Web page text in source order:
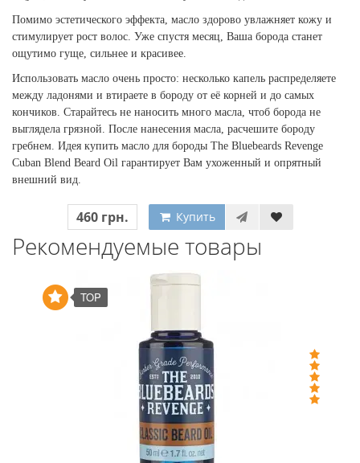
Помимо эстетического эффекта, масло здорово увлажняет кожу и
стимулирует рост волос. Уже спустя месяц, Ваша борода станет
ощутимо гуще, сильнее и красивее.
Использовать масло очень просто: несколько капель распределяете
между ладонями и втираете в бороду от её корней и до самых
кончиков. Старайтесь не наносить много масла, чтоб борода не
выглядела грязной. После нанесения масла, расчешите бороду
гребнем. Идея купить масло для бороды The Bluebeards Revenge
Cuban Blend Beard Oil гарантирует Вам ухоженный и опрятный
внешний вид.
460 грн. Купить
Рекомендуемые товары
TOP